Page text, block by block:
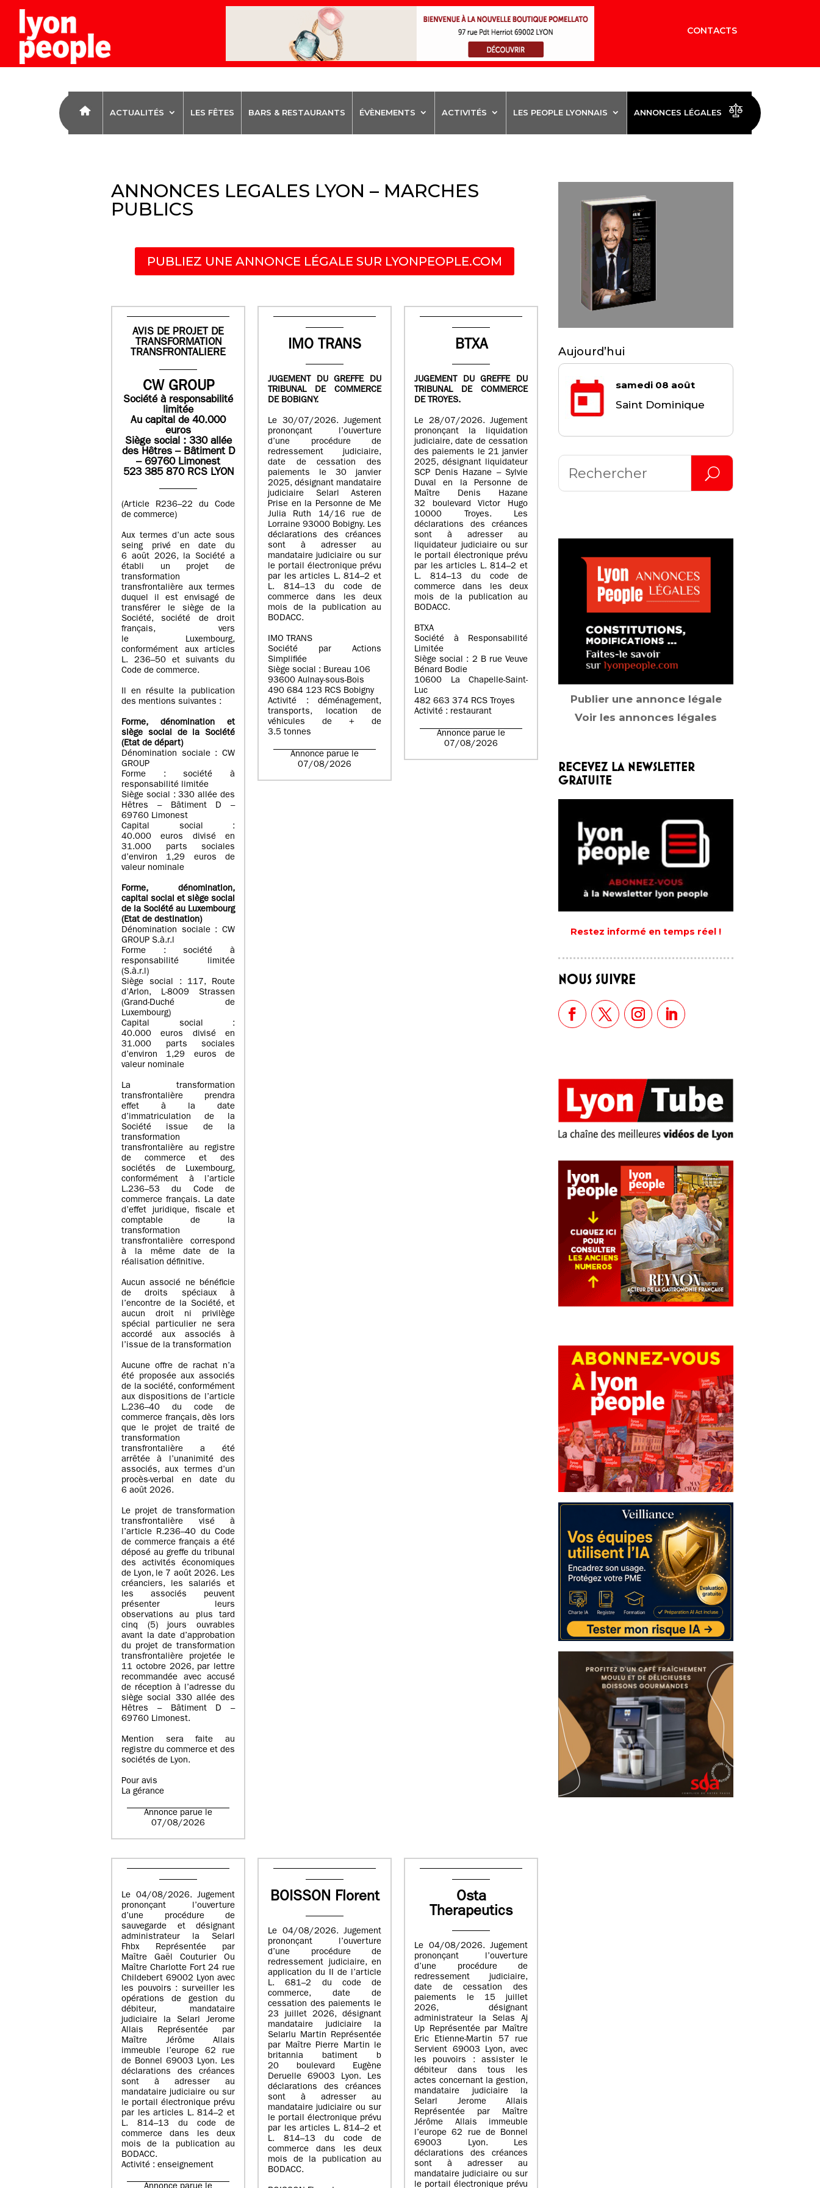
CONTACTS
ACTUALITÉS LES FÊTES BARS & RESTAURANTS ÉVÈNEMENTS ACTIVITÉS LES PEOPLE LYONNAIS ANNONCES LÉGALES
ANNONCES LEGALES LYON – MARCHES
PUBLICS
PUBLIEZ UNE ANNONCE LÉGALE SUR LYONPEOPLE.COM
AVIS DE PROJET DE
TRANSFORMATION
TRANSFRONTALIERE
CW GROUP
Société à responsabilité
limitée
Au capital de 40.000
euros
Siège social : 330 allée
des Hêtres – Bâtiment D
– 69760 Limonest
523 385 870 RCS LYON
(Article R236–22 du Code
de commerce)
Aux termes d’un acte sous
seing privé en date du
6 août 2026, la Société a
établi un projet de
transformation
transfrontalière aux termes
duquel il est envisagé de
transférer le siège de la
Société, société de droit
français, vers
le Luxembourg,
conformément aux articles
L. 236–50 et suivants du
Code de commerce.
Il en résulte la publication
des mentions suivantes :
Forme, dénomination et
siège social de la Société
(Etatde départ)
Dénomination sociale : CW
GROUP
Forme : société à
responsabilité limitée
Siège social : 330 allée des
Hêtres – Bâtiment D –
69760 Limonest
Capital social :
40.000 euros divisé en
31.000 parts sociales
d’environ 1,29 euros de
valeur nominale
Forme, dénomination,
capital social et siège social
de la Société au Luxembourg
(Etat de destination)
Dénomination sociale : CW
GROUP S.à.r.l
Forme : société à
responsabilité limitée
(S.à.r.l)
Siège social : 117, Route
d’Arlon, L-8009 Strassen
(Grand-Duché de
Luxembourg)
Capital social :
40.000 euros divisé en
31.000 parts sociales
d’environ 1,29 euros de
valeur nominale
La transformation
transfrontalière prendra
effet à la date
d’immatriculation de la
Société issue de la
transformation
transfrontalière au registre
de commerce et des
sociétés de Luxembourg,
conformément à l’article
L.236–53 du Code de
commerce français. La date
d’effet juridique, fiscale et
comptable de la
transformation
transfrontalière correspond
à la même date de la
réalisation définitive.
Aucun associé ne bénéficie
de droits spéciaux à
l’encontre de la Société, et
aucun droit ni privilège
spécial particulier ne sera
accordé aux associés à
l’issue de la transformation
Aucune offre de rachat n’a
été proposée aux associés
de la société, conformément
aux dispositions de l’article
L.236–40 du code de
commerce français, dès lors
que le projet de traité de
transformation
transfrontalière a été
arrêtée à l’unanimité des
associés, aux termes d’un
procès-verbal en date du
6 août 2026.
Le projet de transformation
transfrontalière visé à
l’article R.236–40 du Code
de commerce français a été
déposé au greffe du tribunal
des activités économiques
de Lyon, le 7 août 2026. Les
créanciers, les salariés et
les associés peuvent
présenter leurs
observations au plus tard
cinq (5) jours ouvrables
avant la date d’approbation
du projet de transformation
transfrontalière projetée le
11 octobre 2026, par lettre
recommandée avec accusé
de réception à l’adresse du
siège social 330 allée des
Hêtres – Bâtiment D –
69760 Limonest.
Mention sera faite au
registre du commerce et des
sociétés de Lyon.
Pour avis
La gérance
Annonce parue le
07/08/2026
IMO TRANS
JUGEMENT DU GREFFE DU
TRIBUNAL DE COMMERCE
DE BOBIGNY.
Le 30/07/2026. Jugement
prononçant l’ouverture
d’une procédure de
redressement judiciaire,
date de cessation des
paiements le 30 janvier
2025, désignant mandataire
judiciaire Selarl Asteren
Prise en la Personne de Me
Julia Ruth 14/16 rue de
Lorraine 93000 Bobigny. Les
déclarations des créances
sont à adresser au
mandataire judiciaire ou sur
le portail électronique prévu
par les articles L. 814–2 et
L. 814–13 du code de
commerce dans les deux
mois de la publication au
BODACC.
IMO TRANS
Société par Actions
Simplifiée
Siège social : Bureau 106
93600 Aulnay-sous-Bois
490 684 123 RCS Bobigny
Activité : déménagement,
transports, location de
véhicules de + de
3.5 tonnes
Annonce parue le
07/08/2026
BTXA
JUGEMENT DU GREFFE DU
TRIBUNAL DE COMMERCE
DE TROYES.
Le 28/07/2026. Jugement
prononçant la liquidation
judiciaire, date de cessation
des paiements le 21 janvier
2025, désignant liquidateur
SCP Denis Hazane – Sylvie
Duval en la Personne de
Maître Denis Hazane
32 boulevard Victor Hugo
10000 Troyes. Les
déclarations des créances
sont à adresser au
liquidateur judiciaire ou sur
le portail électronique prévu
par les articles L. 814–2 et
L. 814–13 du code de
commerce dans les deux
mois de la publication au
BODACC.
BTXA
Société à Responsabilité
Limitée
Siège social : 2 B rue Veuve
Bénard Bodie
10600 La Chapelle-Saint-
Luc
482 663 374 RCS Troyes
Activité : restaurant
Annonce parue le
07/08/2026
Le 04/08/2026. Jugement
prononçant l’ouverture
d’une procédure de
sauvegarde et désignant
administrateur la Selarl
Fhbx Représentée par
Maître Gaël Couturier Ou
Maître Charlotte Fort 24 rue
Childebert 69002 Lyon avec
les pouvoirs : surveiller les
opérations de gestion du
débiteur, mandataire
judiciaire la Selarl Jerome
Allais Représentée par
Maître Jérôme Allais
immeuble l’europe 62 rue
de Bonnel 69003 Lyon. Les
déclarations des créances
sont à adresser au
mandataire judiciaire ou sur
le portail électronique prévu
par les articles L. 814–2 et
L. 814–13 du code de
commerce dans les deux
mois de la publication au
BODACC.
Activité : enseignement
BOISSON Florent
Le 04/08/2026. Jugement
prononçant l’ouverture
d’une procédure de
redressement judiciaire, en
application du II de l’article
L. 681–2 du code de
commerce, date de
cessation des paiements le
23 juillet 2026, désignant
mandataire judiciaire la
Selarlu Martin Représentée
par Maître Pierre Martin le
britannia batiment b
20 boulevard Eugène
Deruelle 69003 Lyon. Les
déclarations des créances
sont à adresser au
mandataire judiciaire ou sur
le portail électronique prévu
par les articles L. 814–2 et
L. 814–13 du code de
commerce dans les deux
mois de la publication au
BODACC.
Osta
Therapeutics
Le 04/08/2026. Jugement
prononçant l’ouverture
d’une procédure de
redressement judiciaire,
date de cessation des
paiements le 15 juillet
2026, désignant
administrateur la Selas Aj
Up Représentée par Maître
Eric Etienne-Martin 57 rue
Servient 69003 Lyon, avec
les pouvoirs : assister le
débiteur dans tous les
actes concernant la gestion,
mandataire judiciaire la
Selarl Jerome Allais
Représentée par Maître
Jérôme Allais immeuble
l’europe 62 rue de Bonnel
69003 Lyon. Les
déclarations des créances
sont à adresser au
mandataire judiciaire ou sur
le portail électronique prévu
Aujourd’hui
samedi 08 août
Saint Dominique
Publier une annonce légale
Voir les annonces légales
RECEVEZ LA NEWSLETTER
GRATUITE
Restez informé en temps réel !
NOUS SUIVRE